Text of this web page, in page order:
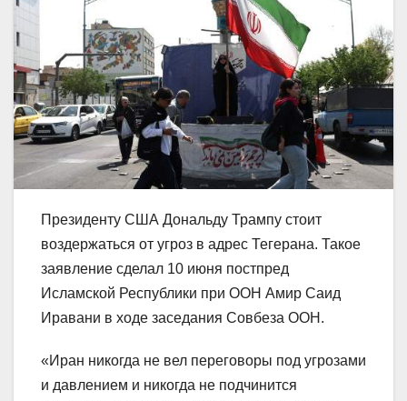
Президенту США Дональду Трампу стоит
воздержаться от угроз в адрес Тегерана. Такое
заявление сделал 10 июня постпред
Исламской Республики при ООН Амир Саид
Иравани в ходе заседания Совбеза ООН.
«Иран никогда не вел переговоры под угрозами
и давлением и никогда не подчинится